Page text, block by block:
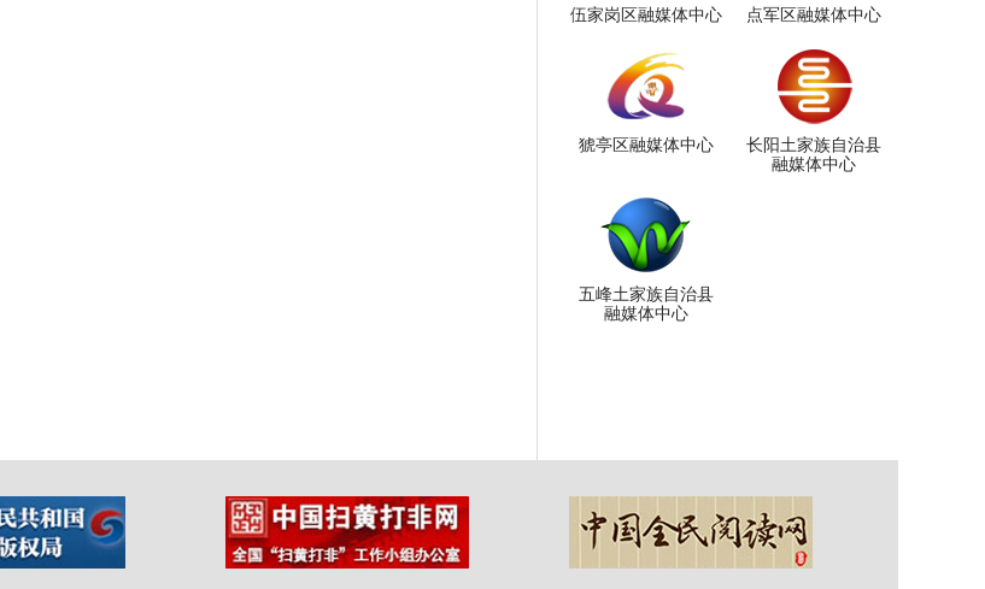
伍家岗区融媒体中心 点军区融媒体中心
猇亭区融媒体中心
长阳土家族自治县
融媒体中心
五峰土家族自治县
融媒体中心